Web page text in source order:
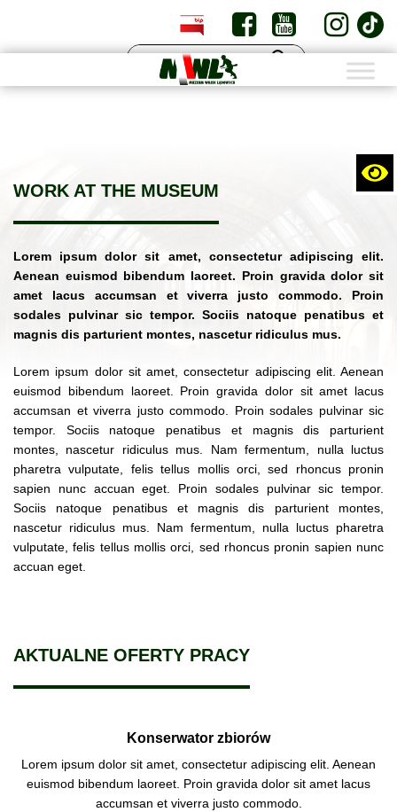
PL EN
WORK AT THE MUSEUM
Lorem ipsum dolor sit amet, consectetur adipiscing elit.
Aenean euismod bibendum laoreet. Proin gravida dolor sit
amet lacus accumsan et viverra justo commodo. Proin
sodales pulvinar sic tempor. Sociis natoque penatibus et
magnis dis parturient montes, nascetur ridiculus mus.
Lorem ipsum dolor sit amet, consectetur adipiscing elit. Aenean
euismod bibendum laoreet. Proin gravida dolor sit amet lacus
accumsan et viverra justo commodo. Proin sodales pulvinar sic
tempor. Sociis natoque penatibus et magnis dis parturient
montes, nascetur ridiculus mus. Nam fermentum, nulla luctus
pharetra vulputate, felis tellus mollis orci, sed rhoncus pronin
sapien nunc accuan eget. Proin sodales pulvinar sic tempor.
Sociis natoque penatibus et magnis dis parturient montes,
nascetur ridiculus mus. Nam fermentum, nulla luctus pharetra
vulputate, felis tellus mollis orci, sed rhoncus pronin sapien nunc
accuan eget.
AKTUALNE OFERTY PRACY
Konserwator zbiorów
Lorem ipsum dolor sit amet, consectetur adipiscing elit. Aenean
euismod bibendum laoreet. Proin gravida dolor sit amet lacus
accumsan et viverra justo commodo.